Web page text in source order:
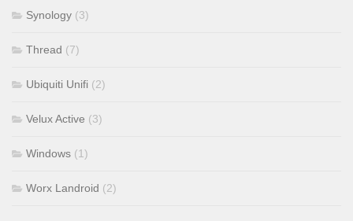
Synology (3)
Thread (7)
Ubiquiti Unifi (2)
Velux Active (3)
Windows (1)
Worx Landroid (2)